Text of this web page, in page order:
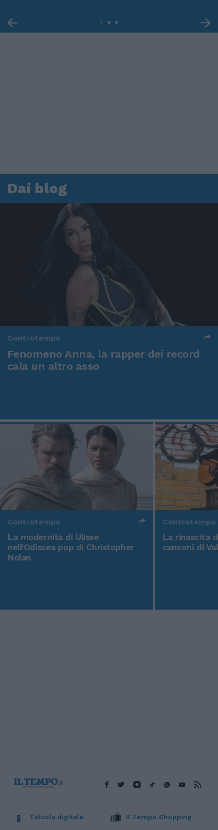
Dai blog
Controtempo
Fenomeno Anna, la rapper dei record
cala un altro asso
Controtempo
La modernità di Ulisse
nell'Odissea pop di Christopher
Nolan
Controtempo
La rinascita
canzoni di
Edicola digitale Il Tempo Shopping